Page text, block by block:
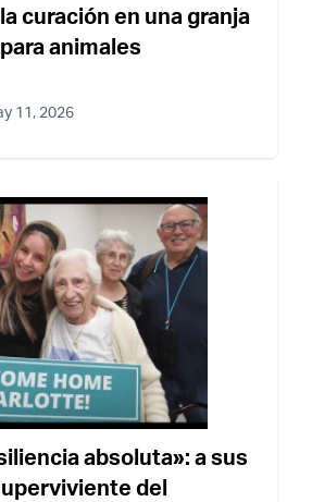
curación en una granja
animales
11, 2026
absoluta»: a sus
del